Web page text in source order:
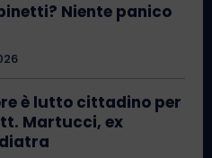
Niente panico
è lutto cittadino per
Martucci, ex